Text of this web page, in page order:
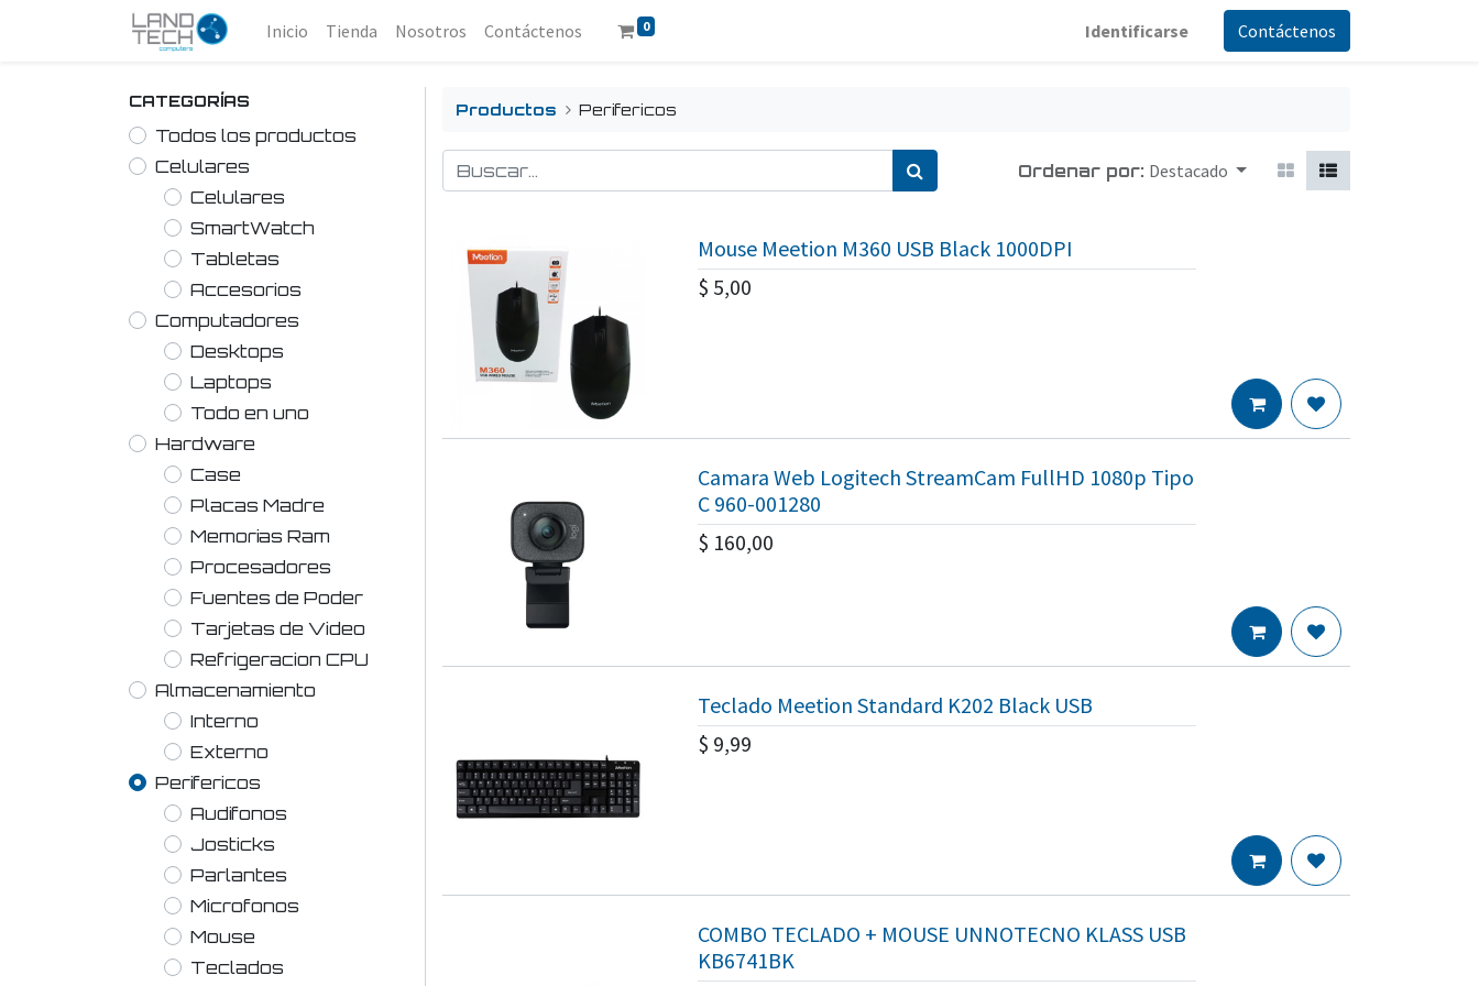
Inicio Tienda Nosotros Contáctenos 0 Identificarse Contáctenos
CATEGORÍAS
Todos los productos
Celulares
Celulares
SmartWatch
Tabletas
Accesorios
Computadores
Desktops
Laptops
Todo en uno
Hardware
Case
Placas Madre
Memorias Ram
Procesadores
Fuentes de Poder
Tarjetas de Video
Refrigeracion CPU
Almacenamiento
Interno
Externo
Perifericos
Audifonos
Josticks
Parlantes
Microfonos
Mouse
Teclados
Productos Perifericos
Ordenar por: Destacado
Mouse Meetion M360 USB Black 1000DPI
$ 5,00
Camara Web Logitech StreamCam FullHD 1080p Tipo
C 960-001280
$ 160,00
Teclado Meetion Standard K202 Black USB
$ 9,99
COMBO TECLADO + MOUSE UNNOTECNO KLASS USB
KB6741BK